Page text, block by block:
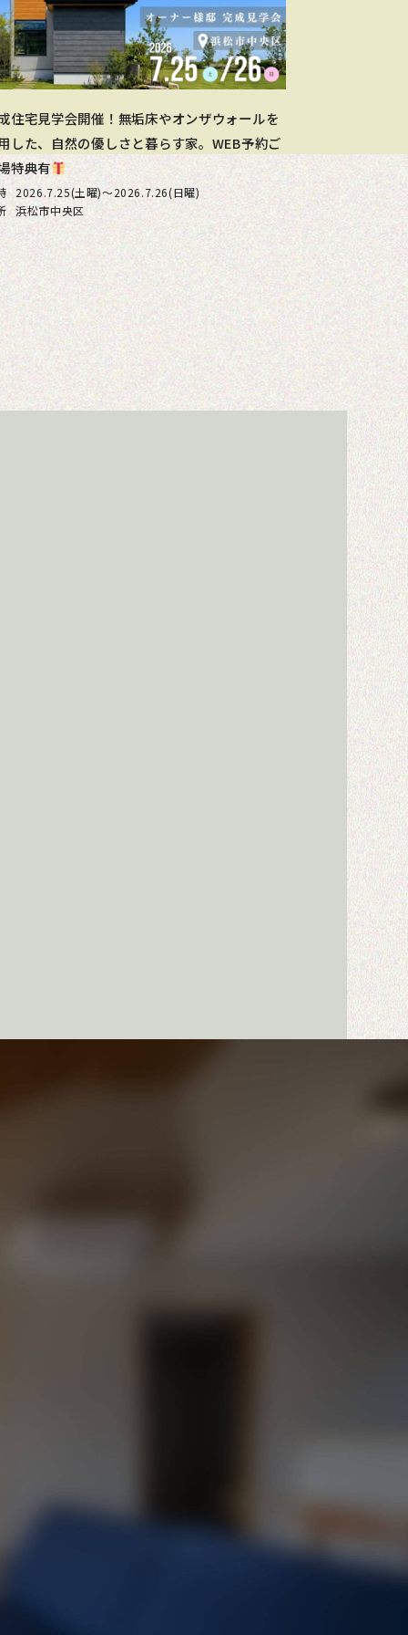
住宅見学会開催！無垢床やオンザウォールを
した、自然の優しさと暮らす家。WEB予約ご
特典有
2026.7.25(土曜)〜2026.7.26(日曜)
浜松市中央区